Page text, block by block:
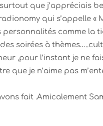
que j’appréciais
qui s’appelle
comme la
soirées à
,pour l’instant je ne
que je n’aime pas
fait .Amicalement